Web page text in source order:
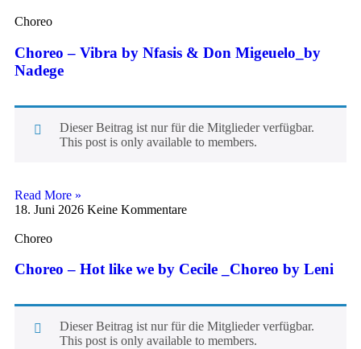
Choreo
Choreo – Vibra by Nfasis & Don Migeuelo_by
Nadege
Dieser Beitrag ist nur für die Mitglieder verfügbar.
This post is only available to members.
Read More »
18. Juni 2026 Keine Kommentare
Choreo
Choreo – Hot like we by Cecile _Choreo by Leni
Dieser Beitrag ist nur für die Mitglieder verfügbar.
This post is only available to members.